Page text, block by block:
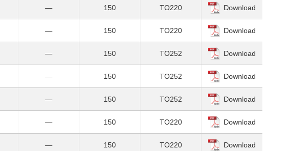
— 150 TO220 Download
— 150 TO220 Download
— 150 TO252 Download
— 150 TO252 Download
— 150 TO252 Download
— 150 TO220 Download
— 150 TO220 Download